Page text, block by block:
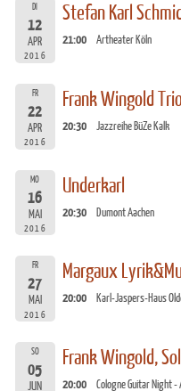
DI
12
APR
2016
Stefan Karl
21:00 Artheater Köln
FR
22
APR
2016
Frank Wingold
20:30 Jazzreihe BüZe Kalk
MO
16
MAI
2016
Underkarl
20:30 Dumont Aachen
FR
27
MAI
2016
Margaux
20:00 Karl-Jaspers-Haus
SO
05
JUN
Frank Wingold,
20:00 Cologne Guitar Night